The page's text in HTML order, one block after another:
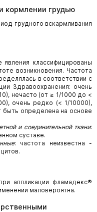
кормлении грудью
грудного вскармливания
классифицированы
возникновения. Частота
в соответствии с
Здравоохранения: очень
нечасто (от ≥ 1/1000 до <
очень редко (< 1/10000),
быть определена на основе
и соединительной ткани:
суставе.
: частота неизвестна -
аппликации фламадекс®
маловероятна.